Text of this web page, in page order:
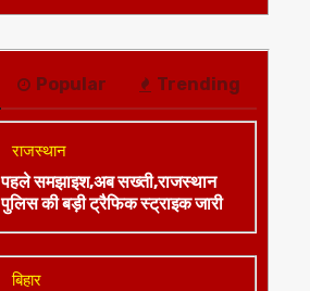
Popular Trending
राजस्थान
पहले समझाइश,अब सख्ती,राजस्थान
पुलिस की बड़ी ट्रैफिक स्ट्राइक जारी
बिहार